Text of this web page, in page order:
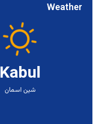
Weather
Kabul
شین اسمان